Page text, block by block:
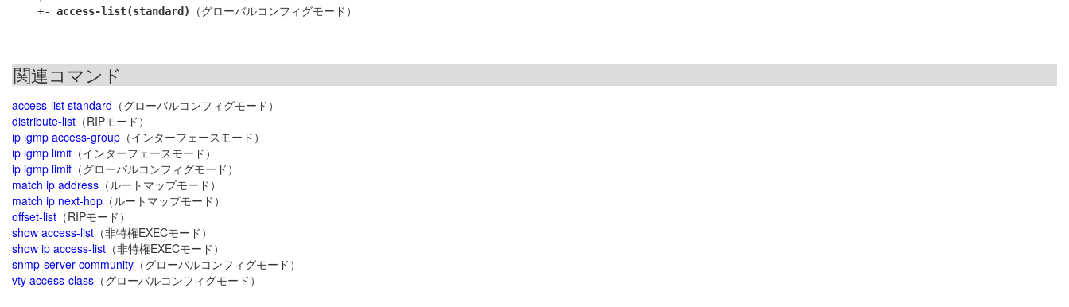
    +-
access-list(standard)
関連コマンド
access-list standard （グローバルコンフィグモード）
distribute-list （RIPモード）
ip igmp access-group （インターフェースモード）
ip igmp limit （インターフェースモード）
ip igmp limit （グローバルコンフィグモード）
match ip address （ルートマップモード）
match ip next-hop （ルートマップモード）
offset-list （RIPモード）
show access-list （非特権EXECモード）
show ip access-list （非特権EXECモード）
snmp-server community （グローバルコンフィグモード）
vty access-class （グローバルコンフィグモード）